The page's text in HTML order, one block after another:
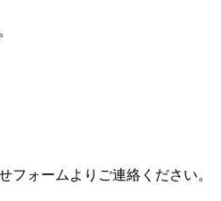
フォームよりご連絡ください。